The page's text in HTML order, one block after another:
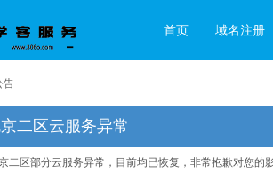
首页 域名注册
告
二区云服务异常
二区部分云服务异常，目前均已恢复，非常抱歉对您的